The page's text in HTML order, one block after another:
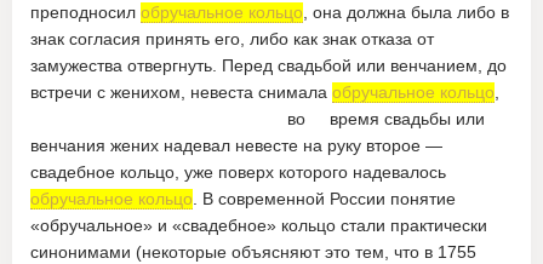
преподносил обручальное кольцо , она должна была либо в
знак согласия принять его, либо как знак отказа от
замужества отвергнуть. Перед свадьбой или венчанием, до
встречи с женихом, невеста снимала обручальное кольцо
во время свадьбы или
венчания жених надевал невесте на руку второе —
свадебное кольцо, уже поверх которого надевалось
обручальное кольцо . В современной России понятие
«обручальное» и «свадебное» кольцо стали практически
синонимами (некоторые объясняют это тем, что в 1755